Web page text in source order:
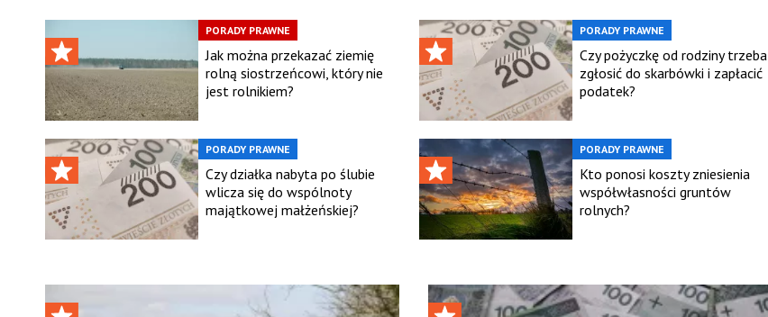
PORADY PRAWNE
Jak można przekazać ziemię
rolną siostrzeńcowi, który nie
jest rolnikiem?
PORADY PRAWNE
Czy pożyczkę od rodziny trzeba
zgłosić do skarbówki i zapłacić
podatek?
PORADY PRAWNE
Czy działka nabyta po ślubie
wlicza się do wspólnoty
majątkowej małżeńskiej?
PORADY PRAWNE
Kto ponosi koszty zniesienia
współwłasności gruntów
rolnych?